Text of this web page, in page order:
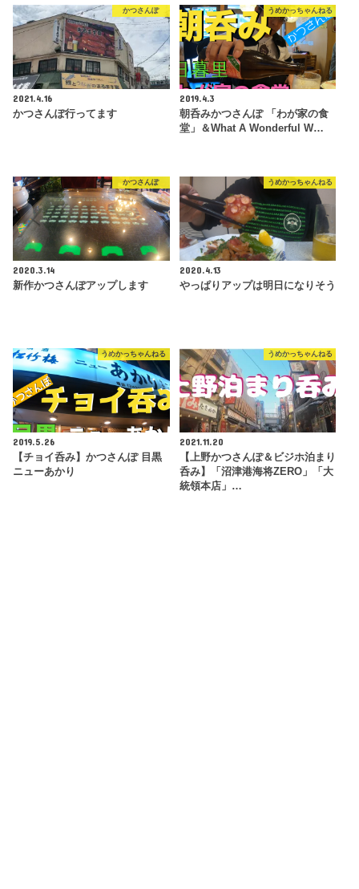
かつさんぽ
2021.4.16
かつさんぽ行ってます
うめかっちゃんねる
2019.4.3
朝呑みかつさんぽ 「わが家の食
堂」＆What A Wonderful W…
かつさんぽ
2020.3.14
新作かつさんぽアップします
うめかっちゃんねる
2020.4.13
やっぱりアップは明日になりそう
うめかっちゃんねる
2019.5.26
【チョイ呑み】かつさんぽ 目黒
ニューあかり
うめかっちゃんねる
2021.11.20
【上野かつさんぽ＆ビジホ泊まり
呑み】「沼津港海将ZERO」「大
統領本店」…